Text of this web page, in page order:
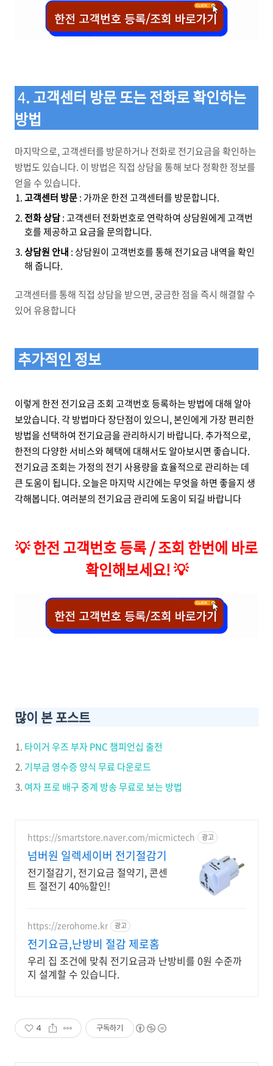
4. 고객센터 방문 또는 전화로 확인하는
방법
마지막으로, 고객센터를 방문하거나 전화로 전기요금을 확인하는
방법도 있습니다. 이 방법은 직접 상담을 통해 보다 정확한 정보를
얻을 수 있습니다.
고객센터 방문: 가까운 한전 고객센터를 방문합니다.
전화 상담: 고객센터 전화번호로 연락하여 상담원에게 고객번
호를 제공하고 요금을 문의합니다.
상담원 안내 : 상담원이 고객번호를 통해 전기요금 내역을 확인
해 줍니다.
고객센터를 통해 직접 상담을 받으면, 궁금한 점을 즉시 해결할 수
있어 유용합니다
추가적인 정보
이렇게 한전 전기요금 조회 고객번호 등록하는 방법에 대해 알아
보았습니다. 각 방법마다 장단점이 있으니, 본인에게 가장 편리한
방법을 선택하여 전기요금을 관리하시기 바랍니다. 추가적으로,
한전의 다양한 서비스와 혜택에 대해서도 알아보시면 좋습니다.
전기요금 조회는 가정의 전기 사용량을 효율적으로 관리하는 데
큰 도움이 됩니다. 오늘은 마지막 시간에는 무엇을 하면 좋을지 생
각해봅니다. 여러분의 전기요금 관리에 도움이 되길 바랍니다
💡한전 고객번호 등록 / 조회 한번에 바로
확인해보세요!💡
많이 본 포스트
타이거 우즈 부자 PNC 챔피언십 출전
기부금 영수증 양식 무료 다운로드
여자 프로 배구 중계 방송 무료로 보는 방법
https://smartstore.naver.com/micmictech 광고
넘버원 일렉세이버 전기절감기
전기절감기, 전기요금 절약기, 콘센
트 절전기 40%할인!
https://zerohome.kr 광고
전기요금,난방비 절감 제로홈
우리 집 조건에 맞춰 전기요금과 난방비를 0원 수준까
지 설계할 수 있습니다.
4 구독하기